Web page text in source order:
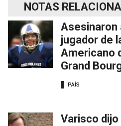
NOTAS
Asesinaron
jugador de
Americano
Grand
PAÍS
Varisco dijo